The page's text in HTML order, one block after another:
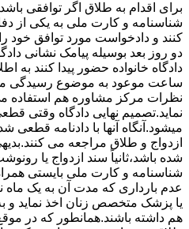
برای اقدام به طلاق اگر توافقی
شناسنامه و کارت ملی به یکی از
کنند و دادخواست مورد توافق خود
دو روز بعد بوسیله پیامک نشانی
دادگاه خانواده حضور پیدا کنند
ساعت موعود به موضوع رسیدگی
نظرات مرکز مشاوره هم استفاده
نماید.تصمیم نهایی دادگاه وقتی
میشود.آنگاه آنها با دادنامه قطعی
ازدواج و طلاق مراجعه می
شده باشد،ثانیاً سند ازدواج یا
شناسنامه و کارت ملی بایستی
عدم بارداری که مدت آن به یک ماه
یا پزشک متخصص زنان اخذ نماید و
هم داشته باشند.همانطور که در